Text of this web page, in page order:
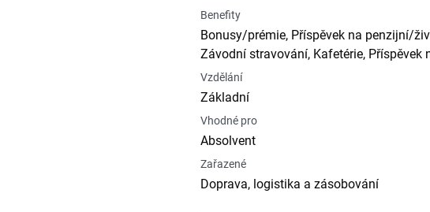
Benefity
Bonusy/prémie, Příspěvek na penzijní/
Závodní stravování, Kafetérie,
Vzdělání
Základní
Vhodné pro
Absolvent
Zařazené
Doprava, logistika a zásobování